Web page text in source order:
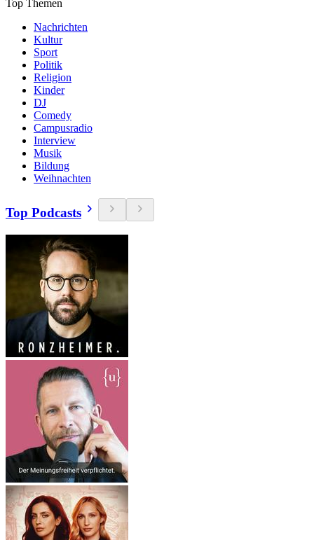
Top Themen
Nachrichten
Kultur
Sport
Politik
Religion
Kinder
DJ
Comedy
Campusradio
Interview
Musik
Bildung
Weihnachten
Top Podcasts